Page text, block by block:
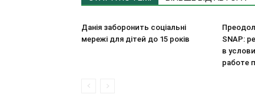
Данія заборонить соціальні
мережі для дітей до 15 років
SNAP:
в
работе